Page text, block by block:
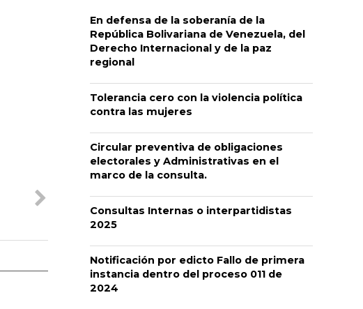
En defensa de la soberanía de la
República Bolivariana de Venezuela, del
Derecho Internacional y de la paz
regional
Tolerancia cero con la violencia política
contra las mujeres
Circular preventiva de obligaciones
electorales y Administrativas en el
marco de la consulta.
Consultas Internas o interpartidistas
2025
Notificación por edicto Fallo de primera
instancia dentro del proceso 011 de
2024